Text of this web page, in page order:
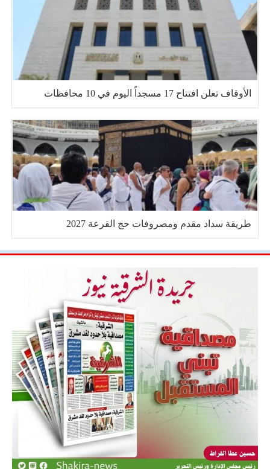
الأوقاف تعلن افتتاح 17 مسجداً اليوم في 10 محافظات
طريقة سداد مقدم ومصروفات حج القرعة 2027